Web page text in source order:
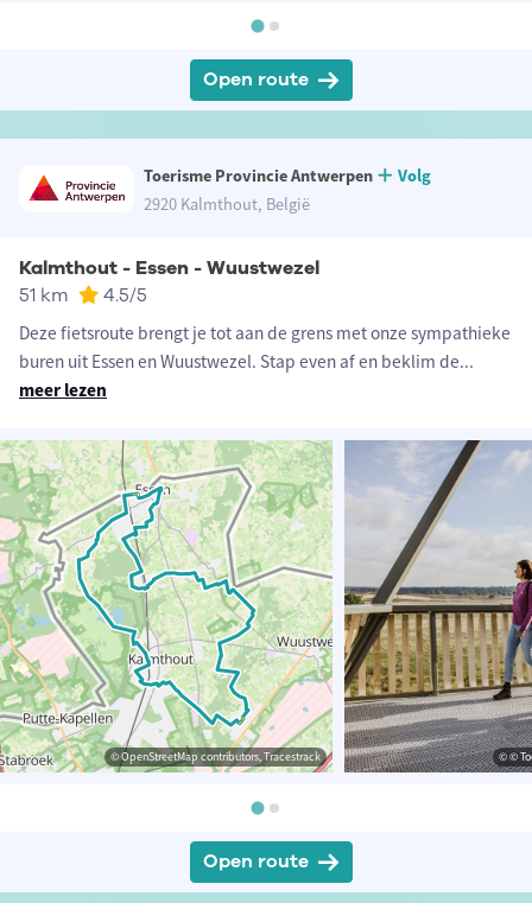
Open route
Toerisme Provincie Antwerpen
Volg
2920 Kalmthout, België
Kalmthout - Essen - Wuustwezel
51 km 4.5/5
Deze fietsroute brengt je tot aan de grens met onze sympathieke
buren uit Essen en Wuustwezel. Stap even af en beklim de...
meer lezen
© OpenStreetMap contributors, Tracestrack © ©
Open route